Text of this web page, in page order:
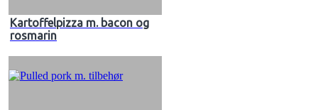
Kartoffelpizza m. bacon og
rosmarin